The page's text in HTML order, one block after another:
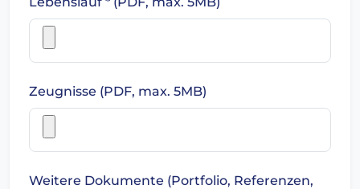
Zeugnisse (PDF, max. 5MB)
Weitere Dokumente (Portfolio, Referenzen,